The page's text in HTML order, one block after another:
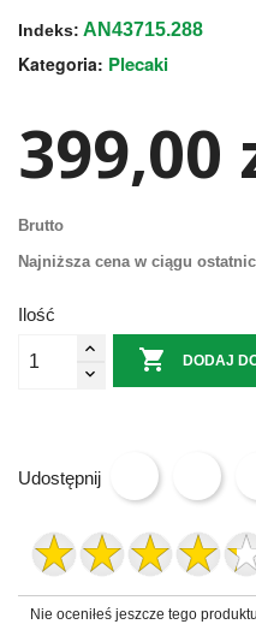
Indeks: AN43715.288
Kategoria: Plecaki
399,00
Brutto
Najniższa cena w ciągu
Ilość
 DODAJ
Udostępnij
Nie oceniłeś jeszcze tego produktu.